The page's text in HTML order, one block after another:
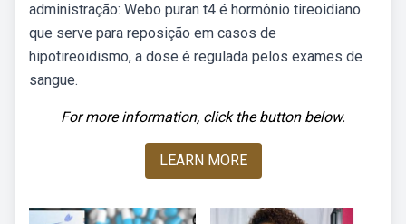
administração: Webo puran t4 é hormônio tireoidiano
que serve para reposição em casos de
hipotireoidismo, a dose é regulada pelos exames de
sangue.
For more information, click the button below.
LEARN MORE